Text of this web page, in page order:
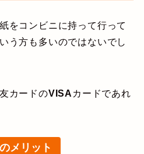
をコンビニに持って行って
う方も多いのではないでし
カードのVISA カードであれ
メリット